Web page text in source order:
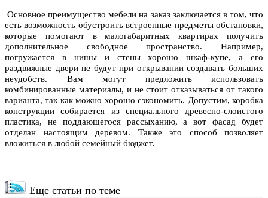
Основное преимущество мебели на заказ заключается в том, что
есть возможность обустроить встроенные предметы обстановки,
которые помогают в малогабаритных квартирах получить
дополнительное свободное пространство. Например,
погружается в нишы и стены хорошо шкаф-купе, а его
раздвижные двери не будут при открывании создавать больших
неудобств. Вам могут предложить использовать
комбинированные материалы, и не стоит отказываться от такого
варианта, так как можно хорошо сэкономить. Допустим, коробка
конструкции собирается из специального древесно-слоистого
пластика, не поддающегося рассыханию, а вот фасад будет
отделан настоящим деревом. Также это способ позволяет
вложиться в любой семейный бюджет.
Еще статьи по теме